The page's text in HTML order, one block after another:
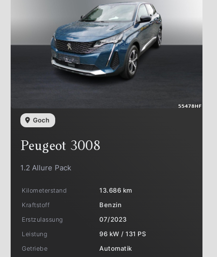
Goch
Peugeot 3008
1.2 Allure Pack
Kilometerstand
13.686 km
Kraftstoff
Benzin
Erstzulassung
07/2023
Leistung
96 kW / 131 PS
Getriebe
Automatik